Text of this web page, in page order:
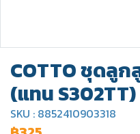
COTTO ชุดลูก
(แทน S302TT)
SKU : 8852410903318